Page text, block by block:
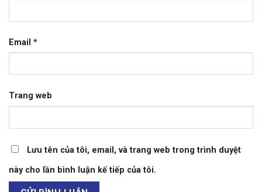
Email *
Trang web
Lưu tên của tôi, email, và trang web trong trình duyệt
này cho lần bình luận kế tiếp của tôi.